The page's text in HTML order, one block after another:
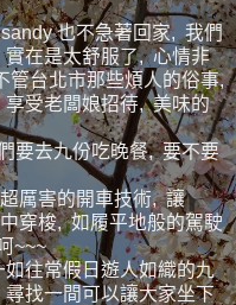
也不急著回家, 我們
在是太舒服了, 心情非
台北市那些煩人的俗事,
受老闆娘招待, 美味的
要去九份吃晚餐, 要不要
厲害的開車技術, 讓
穿梭, 如履平地般的駕駛
~~~
往常假日遊人如織的九
找一間可以讓大家坐下